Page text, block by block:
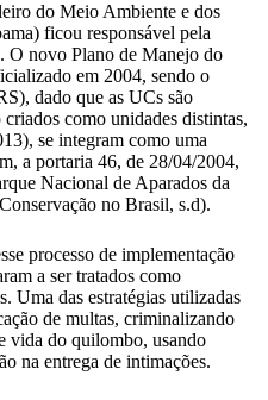
do Meio Ambiente e dos
ficou responsável pela
O novo Plano de Manejo do
em 2004, sendo o
dado que as UCs são
como unidades distintas,
se integram como uma
a portaria 46, de 28/04/2004,
Nacional de Aparados da
no Brasil, s.d).
processo de implementação
a ser tratados como
Uma das estratégias utilizadas
de multas, criminalizando
vida do quilombo, usando
na entrega de intimações.